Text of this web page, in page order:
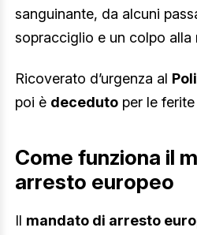
sanguinante, da alcuni
sopracciglio e un colpo alla
Ricoverato d’urgenza al
poi è deceduto per le
Come funziona il
arresto europeo
Il mandato di arresto